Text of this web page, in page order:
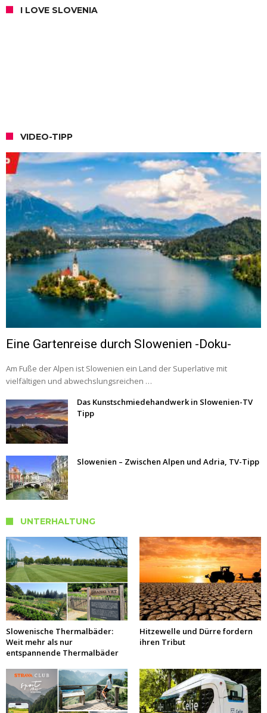
I LOVE SLOVENIA
VIDEO-TIPP
Eine Gartenreise durch Slowenien -Doku-
Am Fuße der Alpen ist Slowenien ein Land der Superlative mit
vielfältigen und abwechslungsreichen …
Das Kunstschmiedehandwerk in Slowenien-TV
Tipp
Slowenien – Zwischen Alpen und Adria, TV-Tipp
UNTERHALTUNG
Slowenische Thermalbäder:
Weit mehr als nur
entspannende Thermalbäder
Hitzewelle und Dürre fordern
ihren Tribut